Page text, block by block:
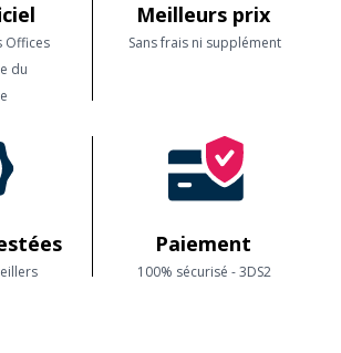
Offices
du
Meilleurs prix
Sans frais ni supplément
Paiement
100% sécurisé - 3DS2